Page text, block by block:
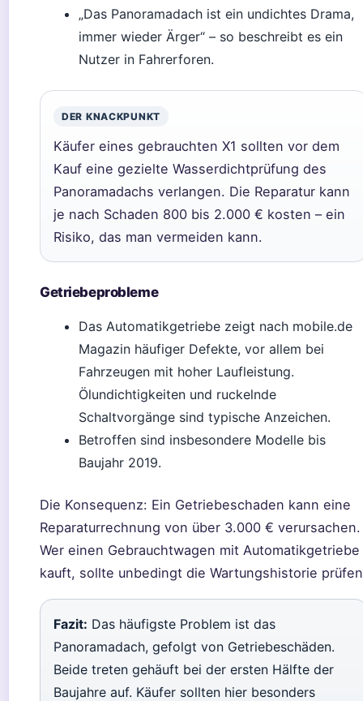
„Das Panoramadach ist ein undichtes Drama,
immer wieder Ärger“ – so beschreibt es ein
Nutzer in Fahrerforen.
DER KNACKPUNKT
Käufer eines gebrauchten X1 sollten vor dem
Kauf eine gezielte Wasserdichtprüfung des
Panoramadachs verlangen. Die Reparatur kann
je nach Schaden 800 bis 2.000 € kosten – ein
Risiko, das man vermeiden kann.
Getriebeprobleme
Das Automatikgetriebe zeigt nach mobile.de
Magazin häufiger Defekte, vor allem bei
Fahrzeugen mit hoher Laufleistung.
Ölundichtigkeiten und ruckelnde
Schaltvorgänge sind typische Anzeichen.
Betroffen sind insbesondere Modelle bis
Baujahr 2019.
Die Konsequenz: Ein Getriebeschaden kann eine
Reparaturrechnung von über 3.000 € verursachen.
Wer einen Gebrauchtwagen mit Automatikgetriebe
kauft, sollte unbedingt die Wartungshistorie
Fazit: Das häufigste Problem ist das
Panoramadach, gefolgt von Getriebeschäden.
Beide treten gehäuft bei der ersten Hälfte der
Baujahre auf. Käufer sollten hier besonders